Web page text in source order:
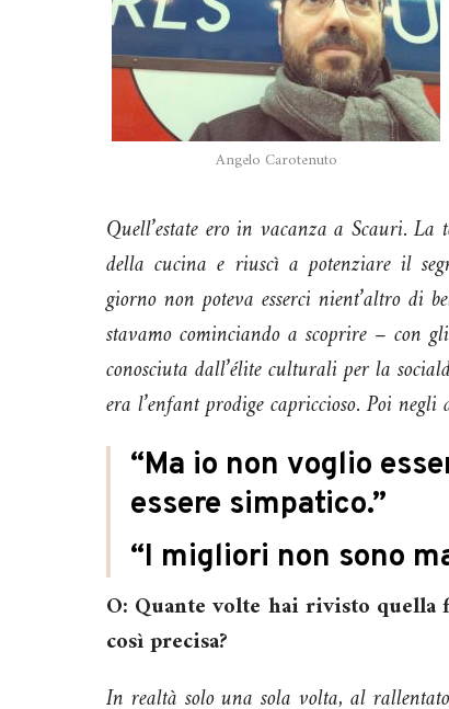
Angelo Carotenuto
Quell’estate ero in vacanza a Scauri.
della cucina e riuscì a potenziare il
giorno non poteva esserci nient’altro di
stavamo cominciando a scoprire – con
conosciuta dall’élite culturali per la
era l’enfant prodige capriccioso. Poi
“Ma io non voglio
essere simpatico.”
“I migliori non sono
O: Quante volte hai rivisto quella
così precisa?
In realtà solo una sola volta, al